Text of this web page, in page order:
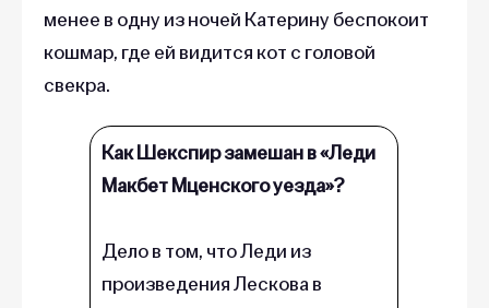
менее в одну из ночей Катерину беспокоит
кошмар, где ей видится кот с головой
свекра.
Как Шекспир замешан в «Леди
Макбет Мценского уезда»?
Дело в том, что Леди из
произведения Лескова в